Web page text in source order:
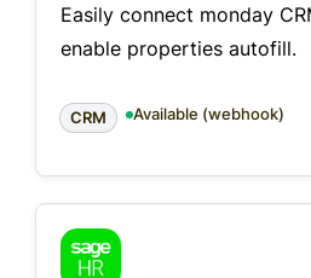
Easily connect monday
enable properties autofill.
CRM Available (webhook)